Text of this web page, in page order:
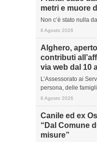
metri e muore
Non c’è stato nulla
6 Agosto 2026
Alghero,
contributi
via web dal 10
L’Assessorato ai
persona, delle
6 Agosto 2026
Canile ed ex
“Dal Comune
misure”